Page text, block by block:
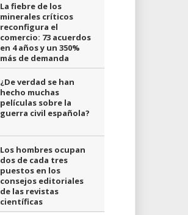
La fiebre de los
minerales críticos
reconfigura el
comercio: 73 acuerdos
en 4 años y un 350%
más de demanda
¿De verdad se han
hecho muchas
películas sobre la
guerra civil española?
Los hombres ocupan
dos de cada tres
puestos en los
consejos editoriales
de las revistas
científicas